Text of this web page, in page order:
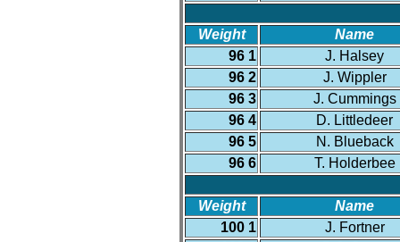
Weight
Name
96 1
J. Halsey
96 2
J. Wippler
96 3
J. Cummings
96 4
D. Littledeer
96 5
N. Blueback
96 6
T. Holderbee
Weight
Name
100 1
J. Fortner